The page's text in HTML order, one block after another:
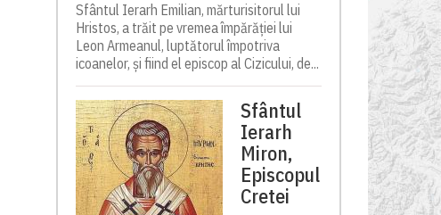
Sfântul Ierarh Emilian, mărturisitorul lui
Hristos, a trăit pe vremea împărăției lui
Leon Armeanul, luptătorul împotriva
icoanelor, și fiind el episcop al Cizicului, de...
Sfântul
Ierarh
Miron,
Episcopul
Cretei